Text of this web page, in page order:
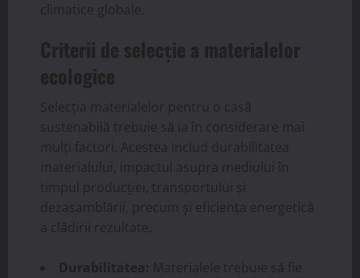
climatice globale.
Criterii de selecție a materialelor
ecologice
Selecția materialelor pentru o casă
sustenabilă trebuie să ia în considerare mai
mulți factori. Acestea includ durabilitatea
materialului, impactul asupra mediului în
timpul producției, transportului și
dezasamblării, precum și eficiența energetică
a clădirii rezultate.
Durabilitatea: Materialele trebuie să fie